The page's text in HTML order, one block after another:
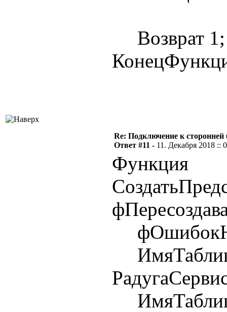
Возврат 1;
Re: Подключение к сторонней
Ответ #11 - 11. Декабря 2018 ::
Функция